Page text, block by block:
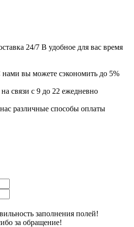
24/7 В удобное для вас время
вы можете сэкономить до 5%
связи с 9 до 22 ежедневно
различные способы оплаты
заполнения полей!
за обращение!